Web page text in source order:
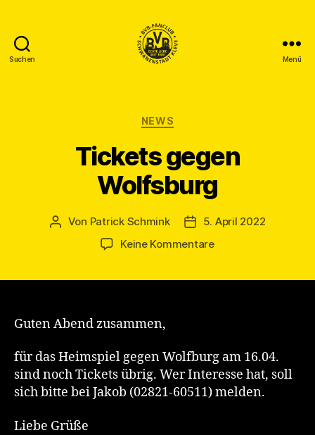
Suchen
Kleve
Menü
Kategorien
NEWS
Tickets gegen
Wolfsburg
Beitragsautor
Von Patrick Schmink Veröffentlichungsdatum
5. April 2022
Keine Kommentarezu
Guten Abend zusammen,
für das Heimspiel gegen Wolfburg am 16.04.
sind noch Tickets übrig. Wer Interesse hat, soll
sich bitte bei Jakob (02821-60511) melden.
Liebe Grüße